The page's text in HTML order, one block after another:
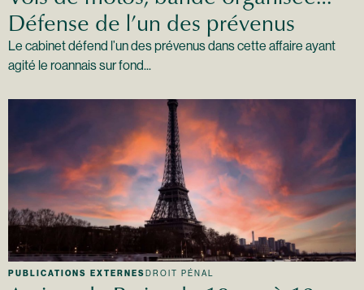
Défense de l’un des prévenus
Le cabinet défend l’un des prévenus dans cette affaire ayant
agité le roannais sur fond...
PUBLICATIONS EXTERNESDROIT PÉNAL